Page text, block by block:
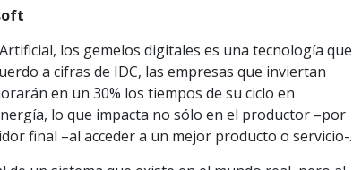
los gemelos digitales es una tecnología que
a cifras de IDC, las empresas que inviertan
en un 30% los tiempos de su ciclo en
lo que impacta no sólo en el productor –por
final –al acceder a un mejor producto o servicio-.